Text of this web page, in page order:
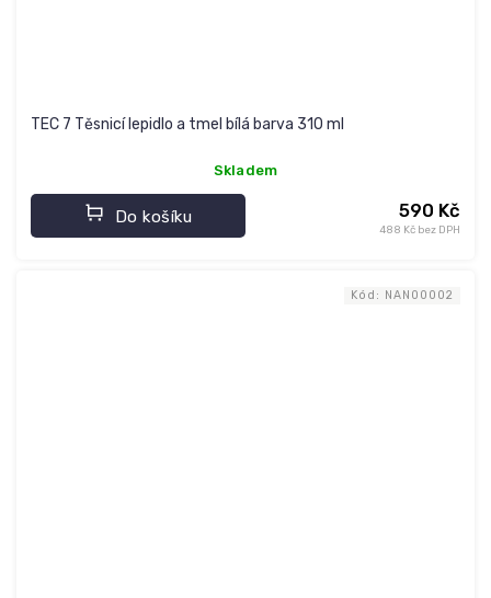
TEC 7 Těsnicí lepidlo a tmel bílá barva 310 ml
Skladem
488 Kč bez DPH
590 Kč
Do košíku
Kód: NAN00002